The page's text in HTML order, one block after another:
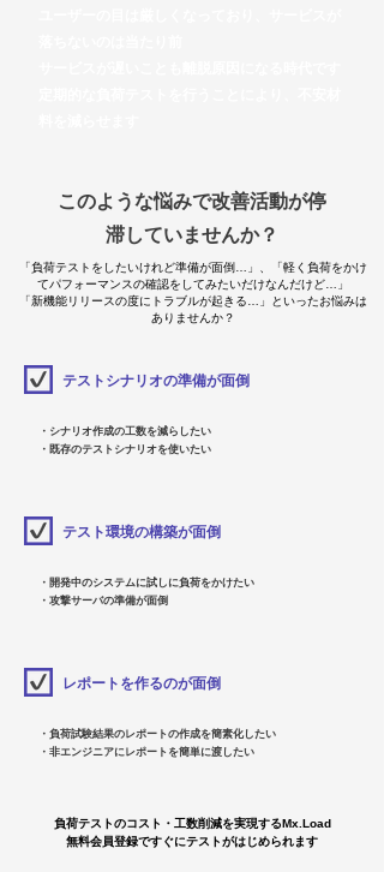
このような悩みで改善活動が停
滞していませんか？
「負荷テストをしたいけれど準備が面倒…」、「軽く負荷をかけ
てパフォーマンスの確認をしてみたいだけなんだけど…」
「新機能リリースの度にトラブルが起きる…」といったお悩みは
ありませんか？
​テストシナリオの準備が面倒
・シナリオ作成の工数を減らしたい
・既存のテストシナリオを使いたい
テスト環境の構築が面倒
・開発中のシステムに試しに負荷をかけたい
・攻撃サーバの準備が面倒
レポートを作るのが面倒
・負荷試験結果のレポートの作成を簡素化したい
・非エンジニアにレポートを簡単に渡したい
負荷テストのコスト・工数削減を実現するMx.Load
無料会員登録ですぐにテストがはじめられます